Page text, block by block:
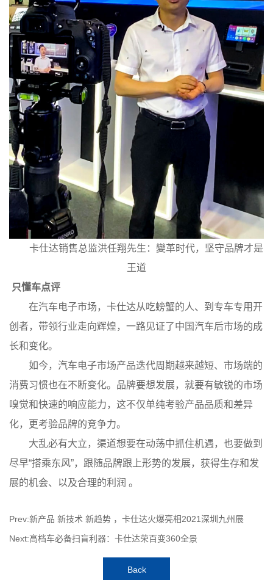
卡仕达销售总监洪任翔先生：變革时代，坚守品牌才是
王道
只懂车点评
在汽车电子市场，卡仕达从吃螃蟹的人、到专车专用开
创者，带领行业走向辉煌，一路见证了中国汽车后市场的成
长和变化。
如今，汽车电子市场产品迭代周期越来越短、市场端的
消费习惯也在不断变化。品牌要想发展，就要有敏锐的市场
嗅觉和快速的响应能力，这不仅单纯考验产品品质和差异
化，更考验品牌的竞争力。
大乱必有大立，渠道想要在动荡中抓住机遇，也要做到
尽早“搭乘东风”，跟随品牌跟上形势的发展，获得生存和发
展的机会、以及合理的利润 。
Prev:新产品 新技术 新趋势 ，卡仕达火爆亮相2021深圳九州展
Next:高档车必备扫盲利器：卡仕达荣百变360全景
Back